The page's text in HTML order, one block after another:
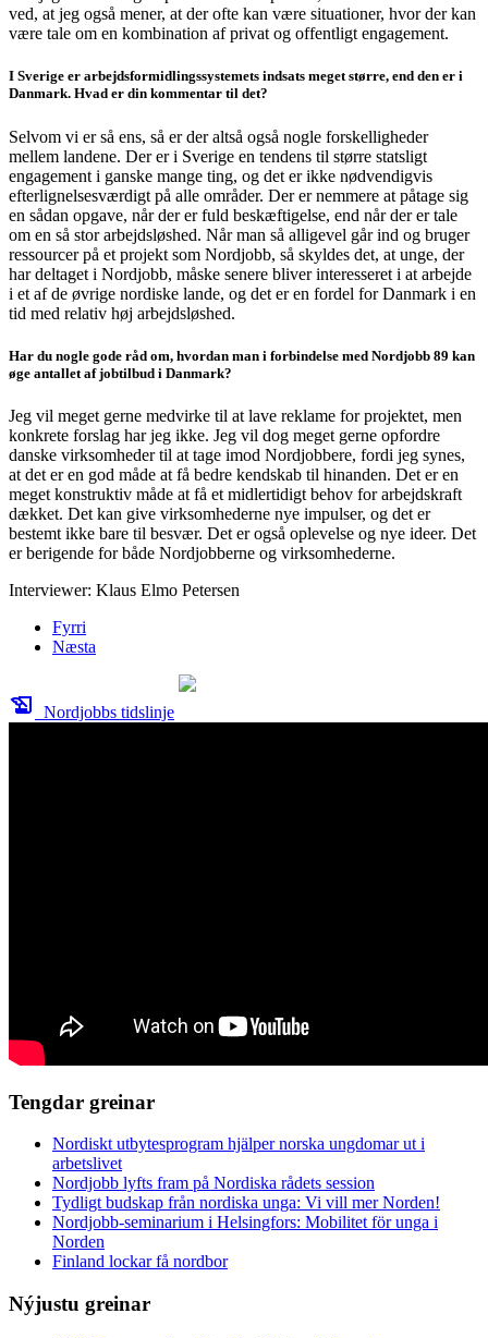
ved, at jeg også mener, at der ofte kan være situationer, hvor der kan
være tale om en kombination af privat og offentligt engagement.
I Sverige er arbejdsformidlingssystemets indsats meget større, end den er i
Danmark. Hvad er din kommentar til det?
Selvom vi er så ens, så er der altså også nogle forskelligheder
mellem landene. Der er i Sverige en tendens til større statsligt
engagement i ganske mange ting, og det er ikke nødvendigvis
efterlignelsesværdigt på alle områder. Der er nemmere at påtage sig
en sådan opgave, når der er fuld beskæftigelse, end når der er tale
om en så stor arbejdsløshed. Når man så alligevel går ind og bruger
ressourcer på et projekt som Nordjobb, så skyldes det, at unge, der
har deltaget i Nordjobb, måske senere bliver interesseret i at arbejde
i et af de øvrige nordiske lande, og det er en fordel for Danmark i en
tid med relativ høj arbejdsløshed.
Har du nogle gode råd om, hvordan man i forbindelse med Nordjobb 89 kan
øge antallet af jobtilbud i Danmark?
Jeg vil meget gerne medvirke til at lave reklame for projektet, men
konkrete forslag har jeg ikke. Jeg vil dog meget gerne opfordre
danske virksomheder til at tage imod Nordjobbere, fordi jeg synes,
at det er en god måde at få bedre kendskab til hinanden. Det er en
meget konstruktiv måde at få et midlertidigt behov for arbejdskraft
dækket. Det kan give virksomhederne nye impulser, og det er
bestemt ikke bare til besvær. Det er også oplevelse og nye ideer. Det
er berigende for både Nordjobberne og virksomhederne.
Interviewer: Klaus Elmo Petersen
Fyrri
Næsta
history_edu Nordjobbs tidslinje
Tengdar greinar
Nordiskt utbytesprogram hjälper norska ungdomar ut i
arbetslivet
Nordjobb lyfts fram på Nordiska rådets session
Tydligt budskap från nordiska unga: Vi vill mer Norden!
Nordjobb-seminarium i Helsingfors: Mobilitet för unga i
Norden
Finland lockar få nordbor
Nýjustu greinar